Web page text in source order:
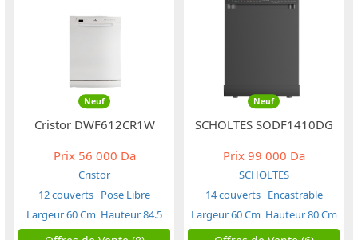
Neuf
Cristor DWF612CR1W
Prix56 000 Da
Cristor
12 couverts Pose Libre
Largeur 60 Cm Hauteur 84.5
Cm
Neuf
SCHOLTES SODF1410DG
Prix99 000 Da
SCHOLTES
14 couverts Encastrable
Largeur 60 Cm Hauteur 80 Cm